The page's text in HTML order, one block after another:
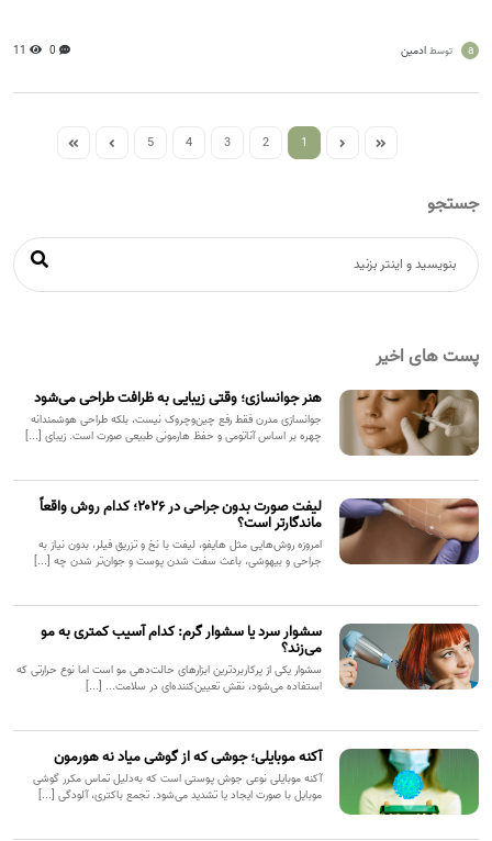
a توسط ادمین 0
11
1
2
3
4
5
جستجو
پست های اخیر
هنر جوانسازی؛ وقتی زیبایی به ظرافت طراحی می‌شود
جوانسازی مدرن فقط رفع چین‌وچروک نیست، بلکه طراحی هوشمندانه
چهره بر اساس آناتومی و حفظ هارمونی طبیعی صورت است. زیبای [...]
لیفت صورت بدون جراحی در ۲۰۲۶؛ کدام روش واقعاً
ماندگارتر است؟
امروزه روش‌هایی مثل هایفو، لیفت با نخ و تزریق فیلر، بدون نیاز به
جراحی و بیهوشی، باعث سفت شدن پوست و جوان‌تر شدن چه [...]
سشوار سرد یا سشوار گرم: کدام آسیب کمتری به مو
می‌زند؟
سشوار یکی از پرکاربردترین ابزارهای حالت‌دهی مو است اما نوع حرارتی که
استفاده می‌شود، نقش تعیین‌کننده‌ای در سلامت... [...]
آکنه موبایلی؛ جوشی که از گوشی میاد نه هورمون
آکنه موبایلی نوعی جوش پوستی است که به‌دلیل تماس مکرر گوشی
موبایل با صورت ایجاد یا تشدید می‌شود. تجمع باکتری، آلودگی [...]